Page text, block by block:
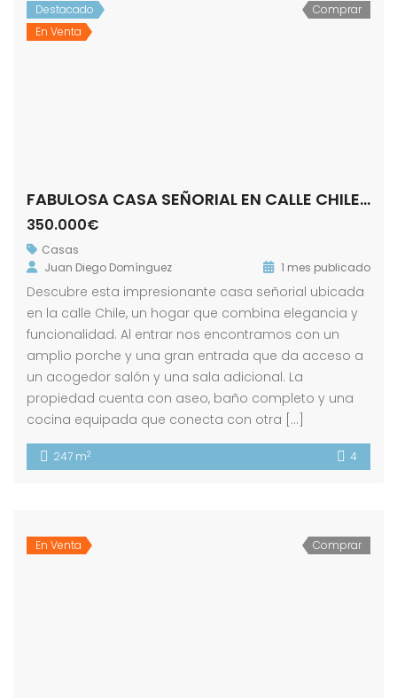
Destacado
En Venta
Comprar
FABULOSA CASA SEÑORIAL EN CALLE CHILE! ZONA ALAMEDA.
350.000€
Casas
Juan Diego Domínguez
1 mes publicado
Descubre esta impresionante casa señorial ubicada
en la calle Chile, un hogar que combina elegancia y
funcionalidad. Al entrar nos encontramos con un
amplio porche y una gran entrada que da acceso a
un acogedor salón y una sala adicional. La
propiedad cuenta con aseo, baño completo y una
cocina equipada que conecta con otra […]
247 m2 4
En Venta Comprar